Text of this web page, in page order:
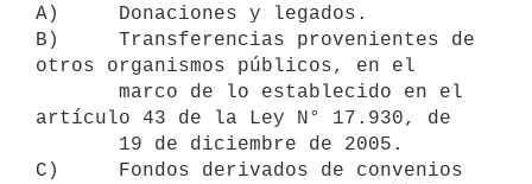
A)     Donaciones y legados.
B)     Transferencias provenientes de
otros organismos públicos, en el
artículo 43 de la Ley N° 17.930, de
C)     Fondos derivados de convenios